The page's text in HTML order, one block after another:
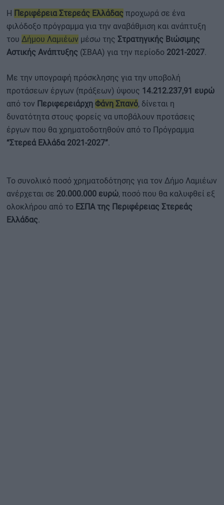
Η Περιφέρεια Στερεάς Ελλάδας προχωρά σε ένα
φιλόδοξο πρόγραμμα για την αναβάθμιση και ανάπτυξη
του Δήμου Λαμιέων μέσω της Στρατηγικής Βιώσιμης
Αστικής Ανάπτυξης (ΣΒΑΑ) για την περίοδο 2021-2027.
Με την υπογραφή πρόσκλησης για την υποβολή
προτάσεων έργων (πράξεων) ύψους 14.212.237,91 ευρώ
από τον Περιφερειάρχη Φάνη Σπανό, δίνεται η
δυνατότητα στους φορείς να υποβάλουν προτάσεις
έργων που θα χρηματοδοτηθούν από το Πρόγραμμα
“Στερεά Ελλάδα 2021-2027”.
Το συνολικό ποσό χρηματοδότησης για τον Δήμο Λαμιέων
ανέρχεται σε 20.000.000 ευρώ, ποσό που θα καλυφθεί εξ
ολοκλήρου από το ΕΣΠΑ της Περιφέρειας Στερεάς
Ελλάδας.